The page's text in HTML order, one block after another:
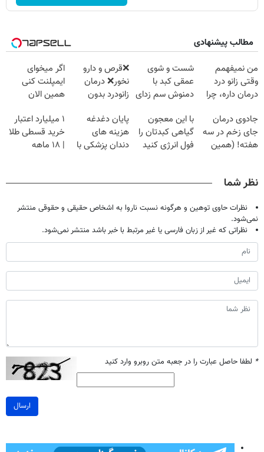
مطالب پیشنهادی
من نمیفهمم
وقتی زانو درد
درمان داره، چرا
تحمل میکنی؟❗
شست و شوی
عمقی کبد با
دمنوش سم زدای
❌قرص‌ و دارو
نخور❌ درمان
زانودرد بدون
اگر میخوای
ایمپلنت کنی
همین الان
۲۵ میلیون
تومان!!!
جادوی درمان
جای زخم در سه
هفته! (همین
با این معجون
گیاهی کبدتان را
فول انرژی کنید
پایان دغدغه
هزینه های
دندان پزشکی با
۱ میلیارد اعتبار
خرید قسطی طلا
| ۱۸ ماهه
نظر شما
نظرات حاوی توهین و هرگونه نسبت ناروا به اشخاص حقیقی و حقوقی منتشر
نمی‌شود.
نظراتی که غیر از زبان فارسی یا غیر مرتبط با خبر باشد منتشر نمی‌شود.
* لطفا حاصل عبارت را در جعبه متن روبرو وارد کنید
ارسال